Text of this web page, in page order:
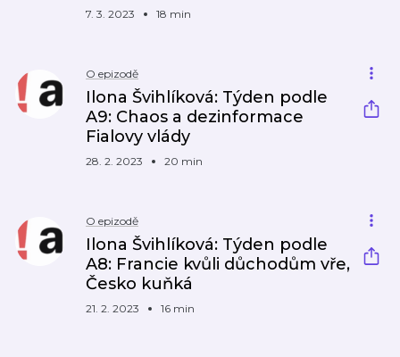
7. 3. 2023 18 min
O epizodě
Ilona Švihlíková: Týden podle
A9: Chaos a dezinformace
Fialovy vlády
28. 2. 2023 20 min
O epizodě
Ilona Švihlíková: Týden podle
A8: Francie kvůli důchodům vře,
Česko kuňká
21. 2. 2023 16 min